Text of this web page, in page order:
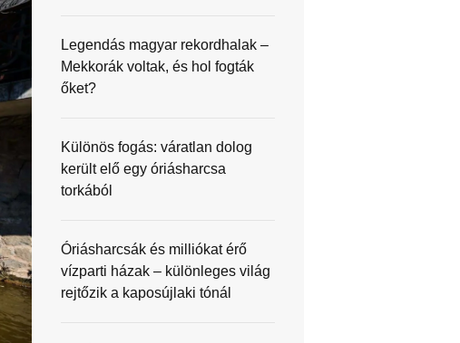
Legendás magyar rekordhalak –
Mekkorák voltak, és hol fogták
őket?
Különös fogás: váratlan dolog
került elő egy óriásharcsa
torkából
Óriásharcsák és milliókat érő
vízparti házak – különleges világ
rejtőzik a kaposújlaki tónál